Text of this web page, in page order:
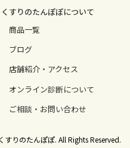
くすりのたんぽぽについて
商品一覧
ブログ
店舗紹介・アクセス
オンライン診断について
ご相談・お問い合わせ
りのたんぽぽ. All Rights Reserved.